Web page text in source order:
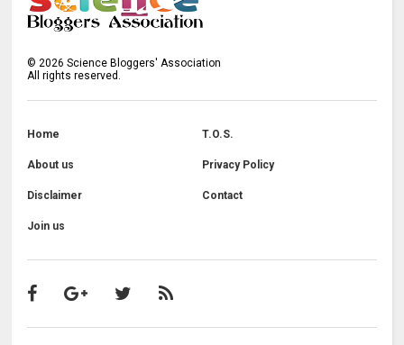
©2026 Science Bloggers' Association
All rights reserved.
Home T.O.S.
About us Privacy Policy
Disclaimer Contact
Join us